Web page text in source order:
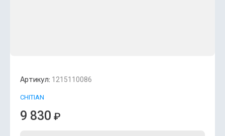
Артикул: 1215110086
CHITIAN
9 830 ₽